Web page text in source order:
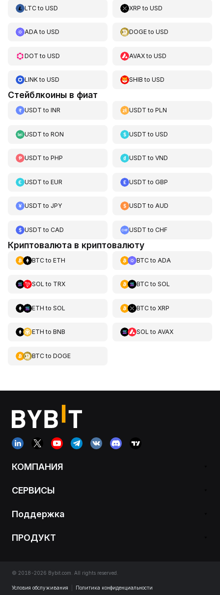
LTCto USD XRP toUSD
ADAto USD DOGEtoUSD
DOT to USD AVAXtoUSD
LINKto USD SHIB toUSD
Стейблкоины в фиат
USDT to INR USDT toPLN
USDT to RON USDT toUSD
USDT to PHP USDT toVND
USDT to EUR USDT toGBP
USDT to JPY USDT toAUD
USDT to CAD USDT toCHF
Криптовалюта в криптовалюту
BTCto ETH BTCto ADA
SOL to TRX BTCto SOL
ETH to SOL BTCto XRP
ETH to BNB SOL to AVAX
BTCto DOGE
КОМПАНИЯ
СЕРВИСЫ
Поддержка
ПРОДУКТ
© 2018-2026 Bybit.com. All rights reserved.
Условия обслуживания Политика конфиденциальности